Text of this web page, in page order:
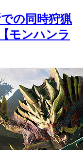
の同時狩猟
モンハンラ